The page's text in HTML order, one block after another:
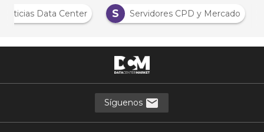
Noticias Data Center S Servidores CPD y Mercado
Síguenos